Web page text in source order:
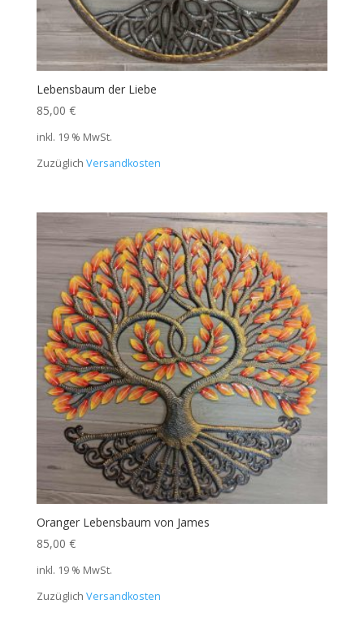
Lebensbaum der Liebe
85,00 €
inkl. 19 % MwSt.
Zuzüglich Versandkosten
Oranger Lebensbaum von James
85,00 €
inkl. 19 % MwSt.
Zuzüglich Versandkosten